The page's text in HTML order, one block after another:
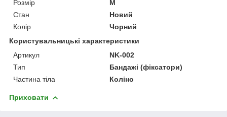
Розмір
M
Стан
Новий
Колір
Чорний
Користувальницькі характеристики
Артикул
NK-002
Тип
Бандажі (фіксатори)
Частина тіла
Коліно
Приховати